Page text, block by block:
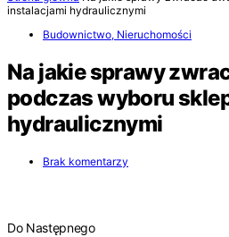
instalacjami hydraulicznymi
Budownictwo, Nieruchomości
Na jakie sprawy
podczas wyboru
hydraulicznymi
Brak komentarzy
Do Następnego